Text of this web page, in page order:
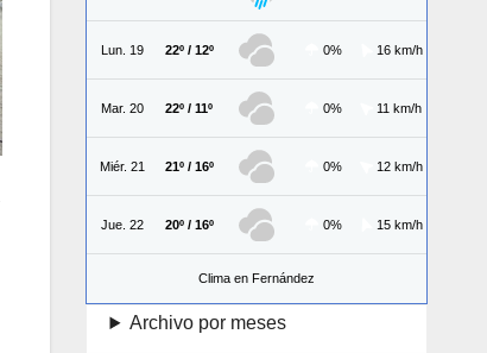
Lun. 19 22º / 12º 0% 16 km/h
Mar. 20 22º / 11º 0% 11 km/h
Miér. 21 21º / 16º 0% 12 km/h
Jue. 22 20º / 16º 0% 15 km/h
Clima en Fernández
Archivo por meses